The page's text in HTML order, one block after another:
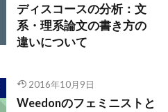
ディスコースの分析：文
系・理系論文の書き方の
違いについて
2016年10月9日
Weedonのフェミニストと